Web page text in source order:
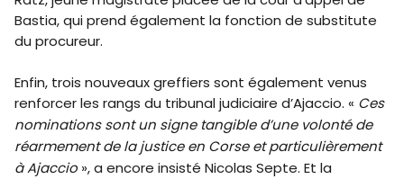
Bastia, qui prend également la fonction de substitute
du procureur.
Enfin, trois nouveaux greffiers sont également venus
renforcer les rangs du tribunal judiciaire d’Ajaccio. « Ces
nominations sont un signe tangible d’une volonté de
réarmement de la justice en Corse et particulièrement
à Ajaccio», a encore insisté Nicolas Septe. Et la